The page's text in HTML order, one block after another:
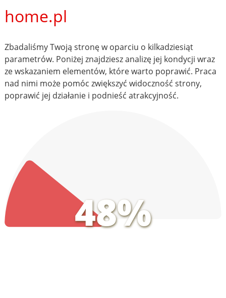
home.pl
Zbadaliśmy Twoją stronę w oparciu o kilkadziesiąt
parametrów. Poniżej znajdziesz analizę jej kondycji wraz
ze wskazaniem elementów, które warto poprawić. Praca
nad nimi może pomóc zwiększyć widoczność strony,
poprawić jej działanie i podnieść atrakcyjność.
48%